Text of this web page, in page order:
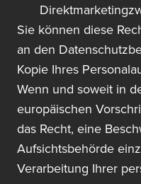
Sie können diese
an den
Kopie Ihres
Wenn und soweit in
europäischen
das Recht, eine
Aufsichtsbehörde
Verarbeitung Ihrer